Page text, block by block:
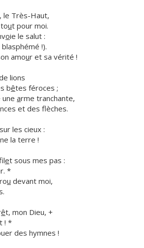
, le Très-Haut,
ut pour moi.
oie le salut :
!).
amour et sa vérité !
lions
bêtes féroces ;
arme tranchante,
nces et des flèches.
les cieux :
ne la terre !
et sous mes pas :
*
u devant moi,
êt, mon Dieu, +
! *
des hymnes !